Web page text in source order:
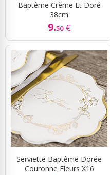
Baptême Crème Et Doré
38cm
9.50 €
Serviette Baptême Dorée
Couronne Fleurs X16